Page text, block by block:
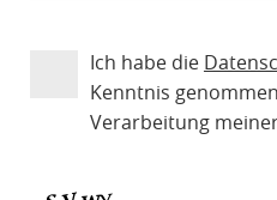
Ich habe die
Kenntnis
Verarbeitung